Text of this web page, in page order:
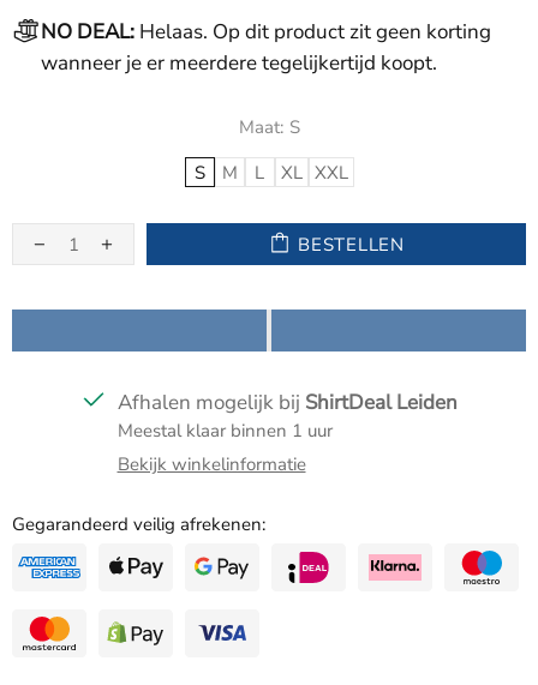
NO DEAL: Helaas. Op dit product zit geen korting
wanneer je er meerdere tegelijkertijd koopt.
Maat: S
S
M L XL XXL
BESTELLEN
Afhalen mogelijk bij ShirtDeal Leiden
Meestal klaar binnen 1 uur
Bekijk winkelinformatie
Gegarandeerd veilig afrekenen: